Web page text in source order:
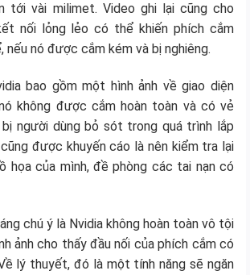
tới vài milimet. Video ghi lại cũng cho
nối lỏng lẻo có thể khiến phích cắm
nếu nó được cắm kém và bị nghiêng.
bao gồm một hình ảnh về giao diện
không được cắm hoàn toàn và có vẻ
người dùng bỏ sót trong quá trình lắp
được khuyến cáo là nên kiểm tra lại
họa của mình, đề phòng các tai nạn có
chú ý là Nvidia không hoàn toàn vô tội
ảnh cho thấy đầu nối của phích cắm có
lý thuyết, đó là một tính năng sẽ ngăn